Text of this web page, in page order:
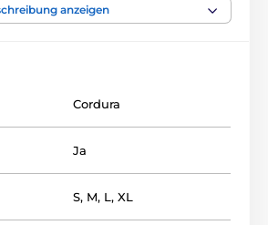
in einen Bett für Hund oder Katze
Hund wird sich sofort in dieses
fühlen. Zögern Sie also nicht, aus
Angebot an Hundehütten zu
anzeigen
Cordura
Ja
S, M, L, XL